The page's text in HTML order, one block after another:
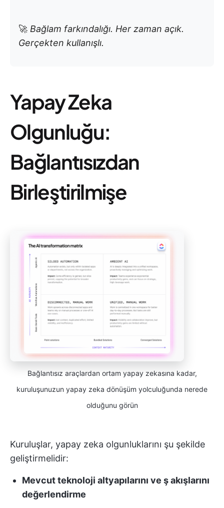
🚀 Bağlam farkındalığı. Her zaman açık.
Gerçekten kullanışlı.
Yapay Zeka
Olgunluğu:
Bağlantısızdan
Birleştirilmişe
Bağlantısız araçlardan ortam yapay zekasına kadar,
kuruluşunuzun yapay zeka dönüşüm yolculuğunda nerede
olduğunu görün
Kuruluşlar, yapay zeka olgunluklarını şu şekilde
geliştirmelidir:
Mevcut teknoloji altyapılarını ve ş akışlarını
değerlendirme